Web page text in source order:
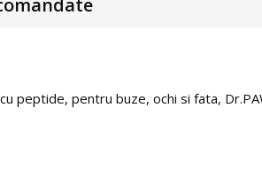
peptide, pentru buze, ochi si fata,